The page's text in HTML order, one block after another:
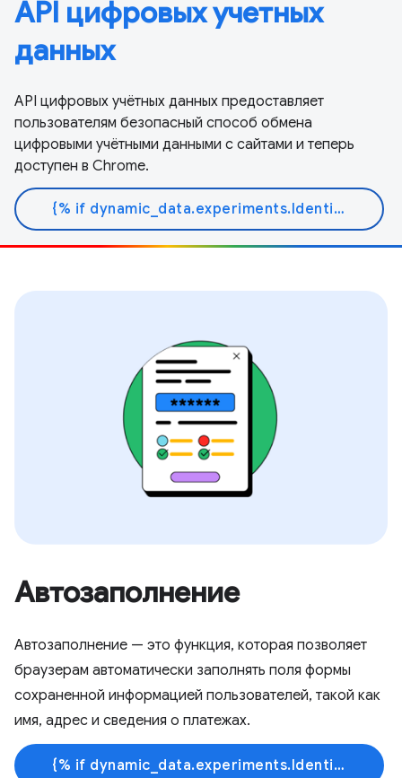
API цифровых учетных
данных
API цифровых учётных данных предоставляет
пользователям безопасный способ обмена
цифровыми учётными данными с сайтами и теперь
доступен в Chrome.
{% if dynamic_data.experiments.IdentityButtonTextFeature.button_variant == 'variant_a' %}Узнать больше{% else %}Читать документ{% endif %}
Автозаполнение
Автозаполнение — это функция, которая позволяет
браузерам автоматически заполнять поля формы
сохраненной информацией пользователей, такой как
имя, адрес и сведения о платежах.
{% if dynamic_data.experiments.IdentityButtonTextFeature.button_variant == 'variant_a' %}Узнать больше{% else %}Начать обучение{% endif %}